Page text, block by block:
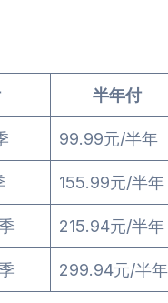
半年付
99.99元/半年
155.99元/半年
215.94元/半年
299.94元/半年